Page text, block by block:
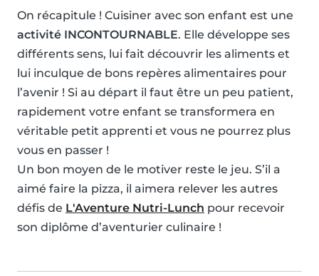
On récapitule ! Cuisiner avec son enfant est une
activité INCONTOURNABLE. Elle développe ses
différents sens, lui fait découvrir les aliments et
lui inculque de bons repères alimentaires pour
l’avenir ! Si au départ il faut être un peu patient,
rapidement votre enfant se transformera en
véritable petit apprenti et vous ne pourrez plus
vous en passer !
Un bon moyen de le motiver reste le jeu. S’il a
aimé faire la pizza, il aimera relever les autres
défis de L'Aventure Nutri-Lunch pour recevoir
son diplôme d’aventurier culinaire !